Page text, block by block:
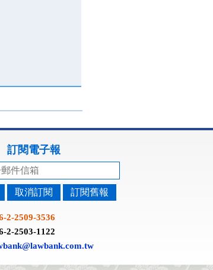
訂閱電子報
取消訂閱 訂閱舊報
2-2509-3536
2503-1122